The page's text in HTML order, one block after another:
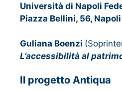
Università di Napoli
Piazza Bellini, 56, Napoli
Guliana Boenzi
L’accessibilità al
Il progetto Antiqua